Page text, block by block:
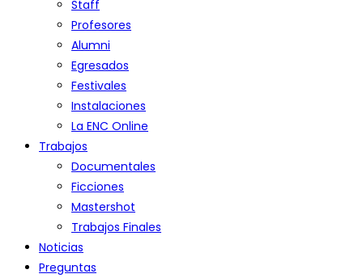
Staff
Profesores
Alumni
Egresados
Festivales
Instalaciones
La ENC Online
Trabajos
Documentales
Ficciones
Mastershot
Trabajos Finales
Noticias
Preguntas